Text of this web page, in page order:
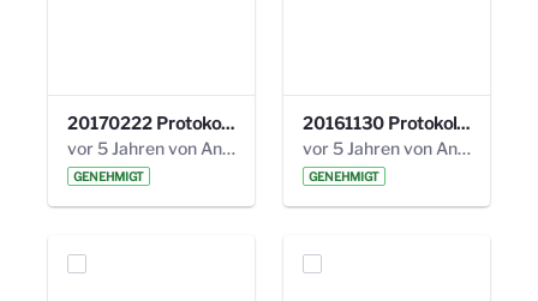
20170222 Protokoll 19. Steuerungskreis.pdf
vor 5 Jahren von Anni Schlumberger
GENEHMIGT
20161130 Protokoll 18. Steuerungskreis.pdf
vor 5 Jahren von Anni Schlumberger
GENEHMIGT